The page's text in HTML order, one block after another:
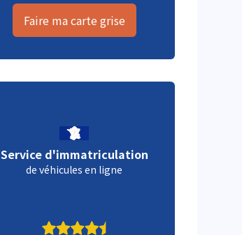
Faire ma carte grise
Service d'immatriculation
de véhicules en ligne